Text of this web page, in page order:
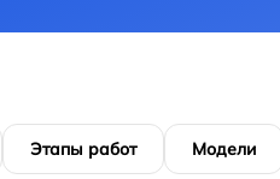
Этапы работ Модели